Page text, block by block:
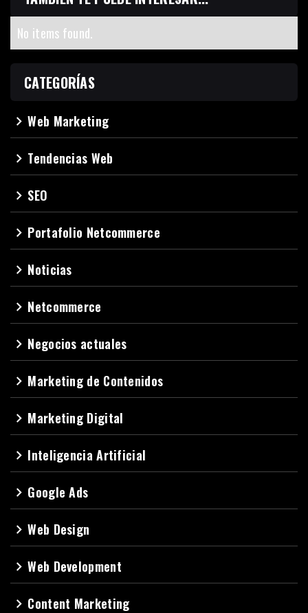
No items found.
CATEGORÍAS
navigate_nextWeb Marketing
navigate_next Tendencias Web
navigate_next SEO
navigate_next Portafolio Netcommerce
navigate_next Noticias
navigate_next Netcommerce
navigate_next Negocios actuales
navigate_next Marketing de Contenidos
navigate_next Marketing Digital
navigate_next Inteligencia Artificial
navigate_next Google Ads
navigate_nextWeb Design
navigate_nextWeb Development
navigate_next Content Marketing